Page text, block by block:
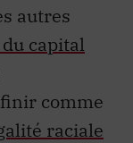
autres
capital
comme
raciale